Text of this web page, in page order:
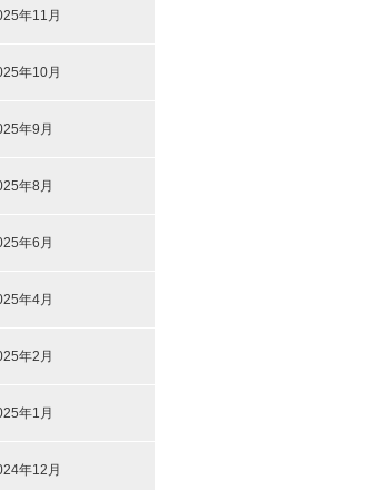
年11月
年10月
年9月
年8月
年6月
年4月
年2月
年1月
年12月